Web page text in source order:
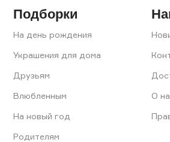
Подборки
На день рождения
Украшения для дома
Друзьям
Влюбленным
На новый год
Родителям
О